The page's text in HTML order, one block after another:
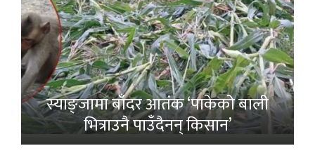
स्याङ्जामा बाँदर आतंक ‘पाकेको बाली
भित्राउनै पाउँदैनन् किसान’